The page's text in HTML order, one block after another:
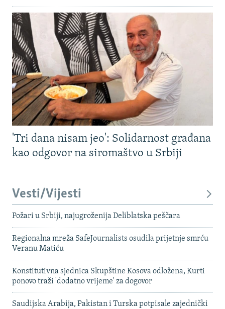
'Tri dana nisam jeo': Solidarnost građana
kao odgovor na siromaštvo u Srbiji
Vesti/Vijesti
Požari u Srbiji, najugroženija Deliblatska peščara
Regionalna mreža SafeJournalists osudila prijetnje smrću
Veranu Matiću
Konstitutivna sjednica Skupštine Kosova odložena, Kurti
ponovo traži 'dodatno vrijeme' za dogovor
Saudijska Arabija, Pakistan i Turska potpisale zajednički